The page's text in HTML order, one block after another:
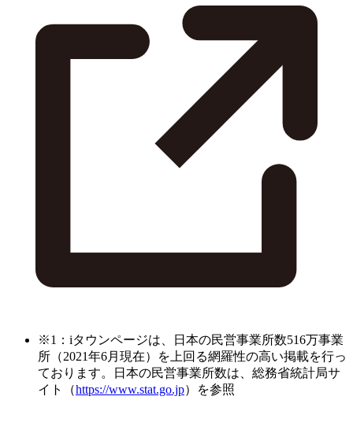
※1：iタウンページは、日本の民営事業所数516万事業
所（2021年6月現在）を上回る網羅性の高い掲載を行っ
ております。日本の民営事業所数は、総務省統計局サ
イト（https://www.stat.go.jp）を参照